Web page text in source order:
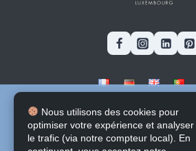
Blog -Stages & Jobs-
Contacte-A propos
Nous utilisons des cookies pour
optimiser votre expérience et analyser
le trafic (via notre compteur local). En
poursuivant votre navigation sur ce
l'utilisation de ces
Pour en savoir plus sur l'utilisation des